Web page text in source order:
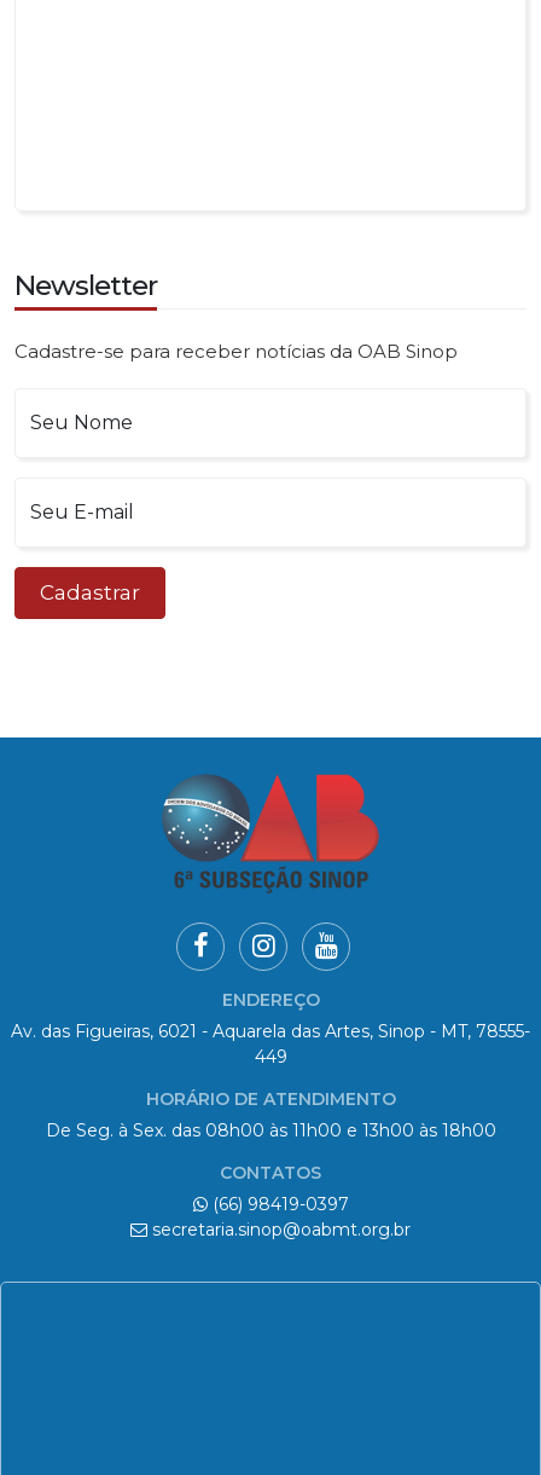
Newsletter
Cadastre-se para receber notícias da OAB Sinop
Seu Nome
Seu E-mail
Cadastrar
ENDEREÇO
Av. das Figueiras, 6021 - Aquarela das Artes, Sinop - MT, 78555-
449
HORÁRIO DE ATENDIMENTO
De Seg. à Sex. das 08h00 às 11h00 e 13h00 às 18h00
CONTATOS
(66) 98419-0397
secretaria.sinop@oabmt.org.br